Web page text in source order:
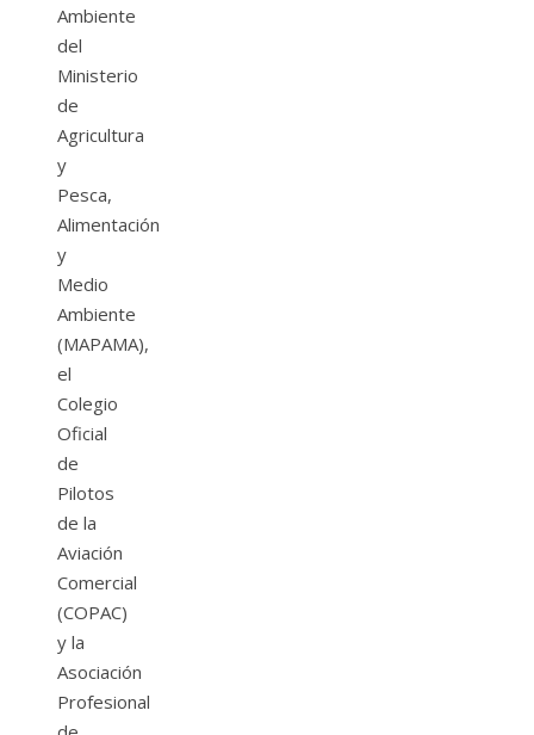
Ambiente
del
Ministerio
de
Agricultura
y
Pesca,
Alimentación
y
Medio
Ambiente
(MAPAMA),
el
Colegio
Oficial
de
Pilotos
de la
Aviación
Comercial
(COPAC)
y la
Asociación
Profesional